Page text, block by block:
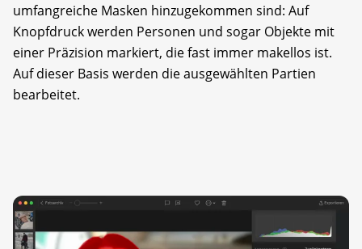
umfangreiche Masken hinzugekommen sind: Auf
Knopfdruck werden Personen und sogar Objekte mit
einer Präzision markiert, die fast immer makellos ist.
Auf dieser Basis werden die ausgewählten Partien
bearbeitet.